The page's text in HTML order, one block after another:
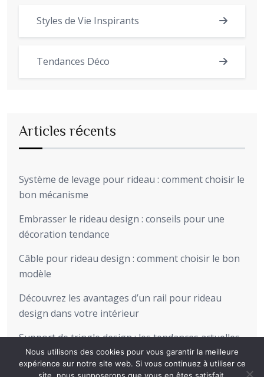
Styles de Vie Inspirants
Tendances Déco
Articles récents
Système de levage pour rideau : comment choisir le
bon mécanisme
Embrasser le rideau design : conseils pour une
décoration tendance
Câble pour rideau design : comment choisir le bon
modèle
Découvrez les avantages d’un rail pour rideau
design dans votre intérieur
Support de tringle design : les tendances actuelles
pour sublimer votre intérieur
Nous utilisons des cookies pour vous garantir la meilleure
expérience sur notre site web. Si vous continuez à utiliser ce